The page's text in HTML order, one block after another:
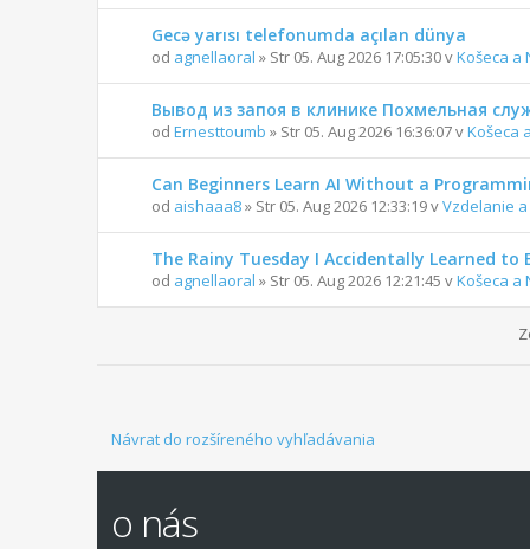
Gecə yarısı telefonumda açılan dünya
od agnellaoral » Str 05. Aug 2026 17:05:30 vKošeca a
Вывод из запоя в клинике Похмельная
od Ernesttoumb » Str 05. Aug 2026 16:36:07 vKošeca
Can Beginners Learn AI Without a
od aishaaa8» Str 05. Aug 2026 12:33:19 vVzdelanie
The Rainy Tuesday I Accidentally Learned to
od agnellaoral » Str 05. Aug 2026 12:21:45 vKošeca a
Návrat do rozšíreného vyhľadávania
o nás